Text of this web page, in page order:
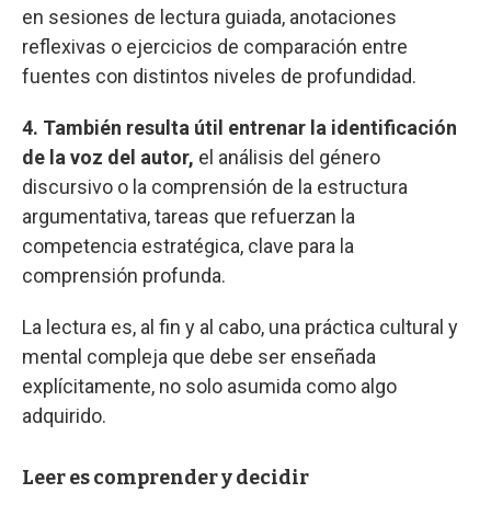
en sesiones de lectura guiada, anotaciones
reflexivas o ejercicios de comparación entre
fuentes con distintos niveles de profundidad.
4. También resulta útil entrenar la identificación
de la voz del autor, el análisis del género
discursivo o la comprensión de la estructura
argumentativa, tareas que refuerzan la
competencia estratégica, clave para la
comprensión profunda.
La lectura es, al fin y al cabo, una práctica cultural y
mental compleja que debe ser enseñada
explícitamente, no solo asumida como algo
adquirido.
Leer es comprender y decidir